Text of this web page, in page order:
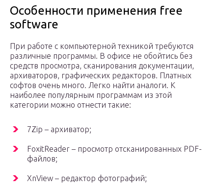
Особенности применения free
software
При работе с компьютерной техникой требуются
различные программы. В офисе не обойтись без
средств просмотра, сканирования документации,
архиваторов, графических редакторов. Платных
софтов очень много. Легко найти аналоги. К
наиболее популярным программам из этой
категории можно отнести такие:
7Zip – архиватор;
FoxitReader – просмотр отсканированных PDF-
файлов;
XnView – редактор фотографий;